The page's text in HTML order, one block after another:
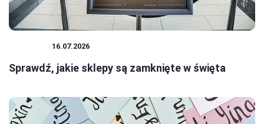
16.07.2026
Sprawdź, jakie sklepy są zamknięte w święta